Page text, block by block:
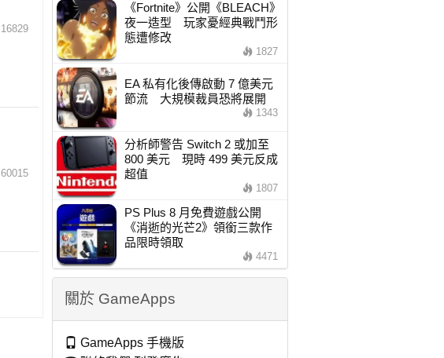
16829
60015
《Fortnite》公開《BLEACH》
夜一造型 玩家憂經典戰鬥形
態遭修改
1827
EA 私有化後傳啟動 7 億美元
節流 大規模裁員恐將展開
1343
分析師警告 Switch 2 或加至
800 美元 現時 499 美元反成
超值
1807
PS Plus 8 月免費遊戲公開
《消逝的光芒2》領銜三款作
品限時領取
4471
關於 GameApps
GameApps 手機版